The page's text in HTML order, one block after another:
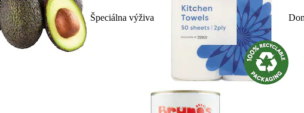
Špeciálna výživa